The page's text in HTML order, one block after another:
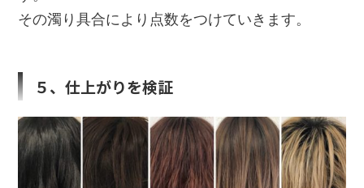
その濁り具合により点数をつけていきます。
５、仕上がりを検証